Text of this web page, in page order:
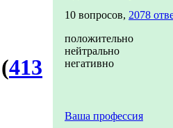
(413
10 вопросов, 2078
положительно
нейтрально
негативно
Ваша профессия